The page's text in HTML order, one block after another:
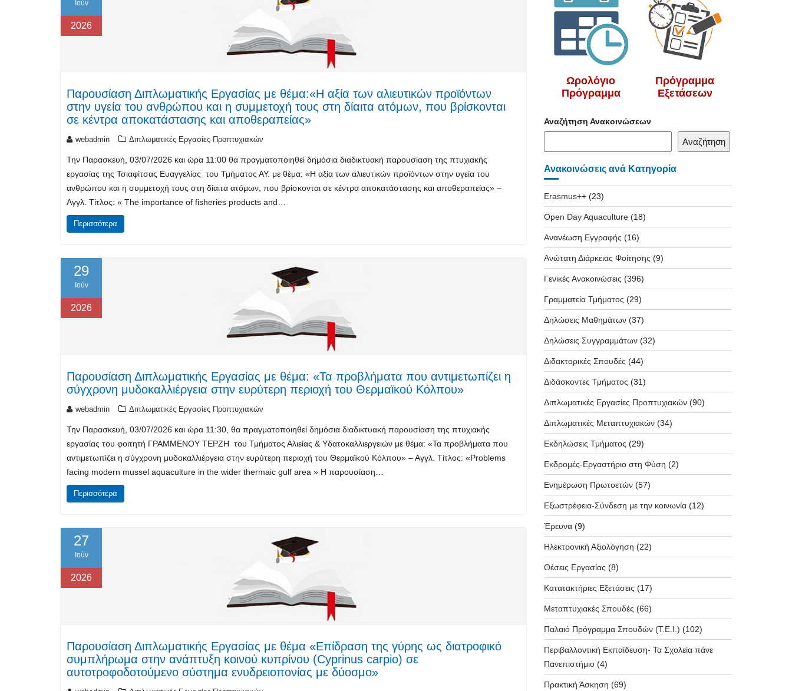
Ιούν
2026
Παρουσίαση Διπλωματικής Εργασίας με θέμα:«Η αξία των αλιευτικών προϊόντων
στην υγεία του ανθρώπου και η συμμετοχή τους στη δίαιτα ατόμων, που βρίσκονται
σε κέντρα αποκατάστασης και αποθεραπείας»
webadmin Διπλωματικές Εργασίες Προπτυχιακών
Την Παρασκευή, 03/07/2026 και ώρα 11:00 θα πραγματοποιηθεί δημόσια διαδικτυακή παρουσίαση της πτυχιακής
εργασίας της Τσιαφίτσας Ευαγγελίας του Τμήματος ΑΥ. με θέμα: «Η αξία των αλιευτικών προϊόντων στην υγεία του
ανθρώπου και η συμμετοχή τους στη δίαιτα ατόμων, που βρίσκονται σε κέντρα αποκατάστασης και αποθεραπείας» –
Αγγλ. Τίτλος: « The importance of fisheries products and…
Περισσότερα
29
Ιούν
2026
Παρουσίαση Διπλωματικής Εργασίας με θέμα: «Τα προβλήματα που αντιμετωπίζει η
σύγχρονη μυδοκαλλιέργεια στην ευρύτερη περιοχή του Θερμαϊκού Kόλπου»
webadmin Διπλωματικές Εργασίες Προπτυχιακών
Την Παρασκευή, 03/07/2026 και ώρα 11:30, θα πραγματοποιηθεί δημόσια διαδικτυακή παρουσίαση της πτυχιακής
εργασίας του φοιτητή ΓΡΑΜΜΕΝΟΥ ΤΕΡΖΗ του Τμήματος Αλιείας & Υδατοκαλλιεργειών με θέμα: «Τα προβλήματα που
αντιμετωπίζει η σύγχρονη μυδοκαλλιέργεια στην ευρύτερη περιοχή του Θερμαϊκού Kόλπου» – Αγγλ. Τίτλος: «Problems
facing modern mussel aquaculture in the wider thermaic gulf area » Η παρουσίαση…
Περισσότερα
27
Ιούν
2026
Παρουσίαση Διπλωματικής Εργασίας με θέμα «Επίδραση της γύρης ως διατροφικό
συμπλήρωμα στην ανάπτυξη κοινού κυπρίνου (Cyprinus carpio) σε
αυτοτροφοδοτούμενο σύστημα ενυδρειοπονίας με δύοσμο»
Ωρολόγιο
Πρόγραμμα
Πρόγραμμα
Εξετάσεων
Αναζήτηση Ανακοινώσεων
Αναζήτηση
Ανακοινώσεις ανά Κατηγορία
Erasmus++(23)
Open Day Aquaculture(18)
Ανανέωση Εγγραφής (16)
Ανώτατη Διάρκειας Φοίτησης (9)
Γενικές Ανακοινώσεις (396)
Γραμματεία Τμήματος (29)
Δηλώσεις Μαθημάτων(37)
Δηλώσεις Συγγραμμάτων(32)
Διδακτορικές Σπουδές (44)
Διδάσκοντες Τμήματος (31)
Διπλωματικές Εργασίες Προπτυχιακών(90)
Διπλωματικές Μεταπτυχιακών(34)
Εκδηλώσεις Τμήματος (29)
Εκδρομές-Εργαστήριο στη Φύση (2)
Ενημέρωση Πρωτοετών(57)
Εξωστρέφεια-Σύνδεση με την κοινωνία(12)
Έρευνα(9)
Ηλεκτρονική Αξιολόγηση (22)
Θέσεις Εργασίας (8)
Κατατακτήριες Εξετάσεις (17)
Μεταπτυχιακές Σπουδές (66)
Παλαιό Πρόγραμμα Σπουδών (T.E.I.) (102)
Περιβαλλοντική Εκπαίδευση- Τα Σχολεία πάνε
Πανεπιστήμιο(4)
Πρακτική Άσκηση (69)